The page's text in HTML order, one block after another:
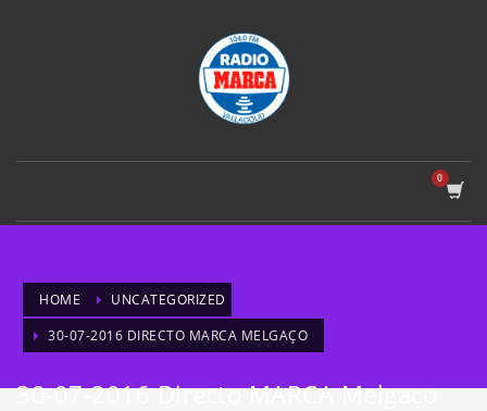
HOME
UNCATEGORIZED
30-07-2016 DIRECTO MARCA MELGAÇO
30-07-2016 Directo MARCA Melgaço